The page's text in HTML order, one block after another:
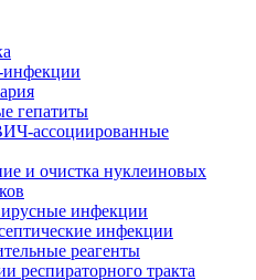
гепатиты
ассоциированные
и очистка нуклеиновых
инфекции
инфекции
реагенты
респираторного тракта